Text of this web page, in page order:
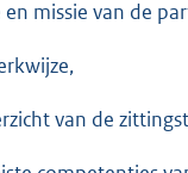
en missie van de
van de